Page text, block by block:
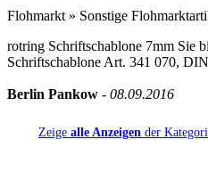
Flohmarkt » Sonstige
rotring Schriftschablone 7mm Sie
Schriftschablone Art. 341 070,
Berlin Pankow - 08.09.2016
Zeige alle Anzeigen der